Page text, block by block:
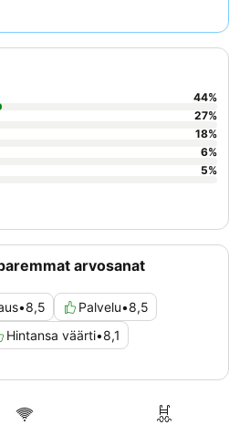
ja höyryhuoneineen. Asiakkaat
haluavat tutustua ympäristöön
arvosanat
•8,5 Palvelu•8,5
Hintansa väärti•8,1
44%
27%
18%
6%
5%